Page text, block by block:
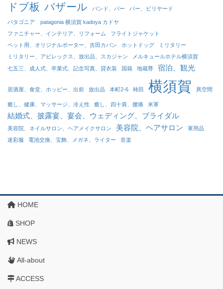
ドブ板 バザール バンド、バー バー、ビリヤード
パタゴニア patagonia 横須賀 kadoya カドヤ
ファニチャー、インテリア、リフォーム
フライトジャケット
ペット用、オリジナルポーター、吉田カバン
ホットドッグ
ミリタリー
ミリタリー、アビレックス、放出品、スカジャン
メルキュールホテル横須賀
七五三、成人式、卒業式、記念写真、貸衣装
国籍 地蔵尊 宿泊、観光
居酒屋、食堂、ホッピー、出前 放出品 本町2-6 柿田 横須賀 異空間
癒し、健康、マッサージ、冷え性 癒し、四十肩、腰痛 米軍
結婚式、披露宴、宴会、ウェディング、ブライダル
美容院、ネイルサロン、ヘアメイクサロン 美容院、ヘアサロン
軍用品
迷彩服
電池交換、宝飾、メガネ、ライター 音楽
HOME
SHOP
NEWS
All-about
ACCESS